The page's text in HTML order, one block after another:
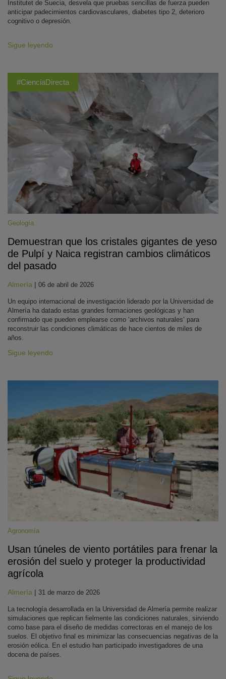
Institutet de Suecia, desvela que pruebas sencillas de fuerza pueden
anticipar padecimientos cardiovasculares, diabetes tipo 2, deterioro
cognitivo o depresión.
Sigue leyendo
#CienciaDirecta
Geología
Demuestran que los cristales gigantes de yeso
de Pulpí y Naica registran cambios climáticos
del pasado
Almería | 06 de abril de 2026
Un equipo internacional de investigación liderado por la Universidad de
Almería ha datado estas grandes formaciones geológicas y han
confirmado que pueden emplearse como ‘archivos naturales’ para
reconstruir las condiciones climáticas de hace cientos de miles de
años.
Sigue leyendo
Agronomía
Usan túneles de viento portátiles para frenar la
erosión del suelo y proteger la productividad
agrícola
Almería | 31 de marzo de 2026
La tecnología desarrollada en la Universidad de Almería permite realizar
simulaciones que replican fielmente las condiciones naturales, sirviendo
como base para el diseño de medidas correctoras en el manejo de los
suelos. El objetivo final es minimizar las consecuencias negativas de la
erosión eólica. En el estudio han participado investigadores de una
docena de países.